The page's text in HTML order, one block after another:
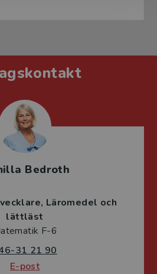
Bedroth
Läromedel och
lättläst
F-6
31 21 90
E-post